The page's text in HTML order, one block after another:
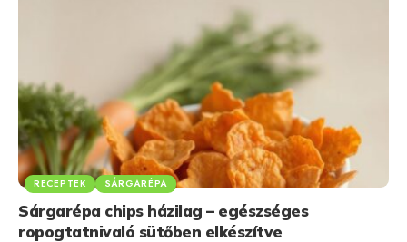
RECEPTEK SÁRGARÉPA
Sárgarépa chips házilag – egészséges
ropogtatnivaló sütőben elkészítve